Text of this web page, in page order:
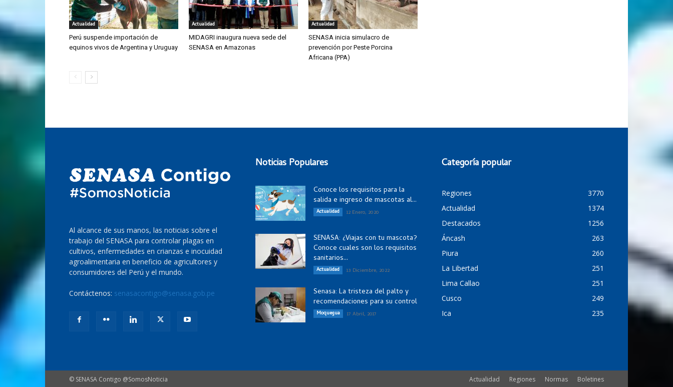
Actualidad
Perú suspende importación de
equinos vivos de Argentina y Uruguay
Actualidad
MIDAGRI inaugura nueva sede del
SENASA en Amazonas
Actualidad
SENASA inicia simulacro de
prevención por Peste Porcina
Africana (PPA)
Al alcance de sus manos, las noticias sobre el
trabajo del SENASA para controlar plagas en
cultivos, enfermedades en crianzas e inocuidad
agroalimentaria en beneficio de agricultores y
consumidores del Perú y el mundo.
Contáctenos: senasacontigo@senasa.gob.pe
Noticias Populares
Conoce los requisitos para la
salida e ingreso de mascotas al...
Actualidad 12 Enero, 2020
SENASA: ¿Viajas con tu mascota?
Conoce cuales son los requisitos
sanitarios...
Actualidad 13 Diciembre, 2022
Senasa: La tristeza del palto y
recomendaciones para su control
Moquegua 17 Abril, 2017
Categoría popular
Regiones
3770
Actualidad
1374
Destacados
1256
Áncash
263
Piura
260
La Libertad
251
Lima Callao
251
Cusco
249
Ica
235
Actualidad Regiones Normas Boletines
© SENASA Contigo @SomosNoticia